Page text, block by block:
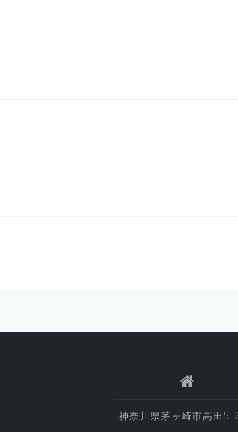
神奈川県茅ヶ崎市高田5-